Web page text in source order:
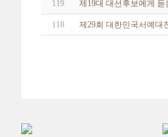
119 제19대 대선후보에게
118 제29회 대한민국서예대